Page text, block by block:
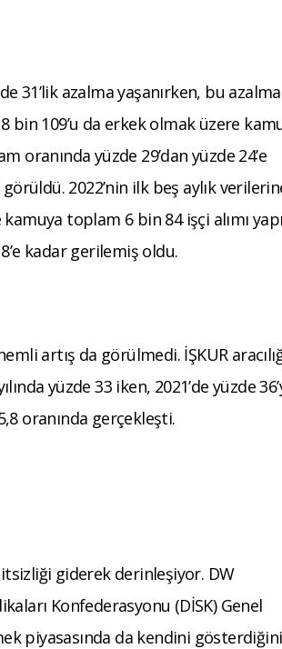
31’lik azalma yaşanırken, bu
bin 109’u da erkek olmak üzere
oranında yüzde 29’dan yüzde 24’e
2022’nin ilk beş aylık
toplam 6 bin 84 işçi alımı
kadar gerilemiş oldu.
artış da görülmedi. İŞKUR
yüzde 33 iken, 2021’de yüzde
oranında gerçekleşti.
giderek derinleşiyor. DW
Konfederasyonu (DİSK) Genel
piyasasında da kendini gösterdiğini